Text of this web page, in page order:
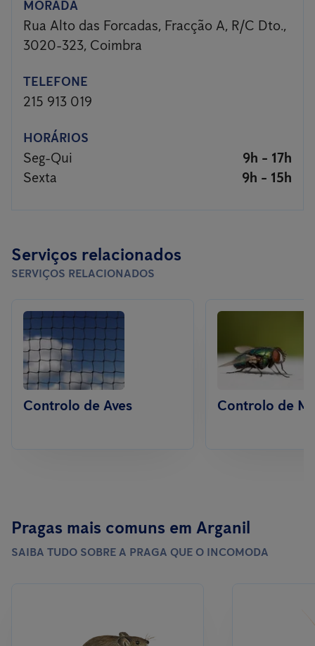
MORADA
Rua Alto das Forcadas, Fracção A, R/C Dto.,
3020-323, Coimbra
TELEFONE
215 913 019
HORÁRIOS
Seg-Qui
9h - 17h
Sexta
9h - 15h
Serviços relacionados
SERVIÇOS RELACIONADOS
Controlo de Aves Controlo de
Pragas mais comuns em Arganil
SAIBA TUDO SOBRE A PRAGA QUE O INCOMODA